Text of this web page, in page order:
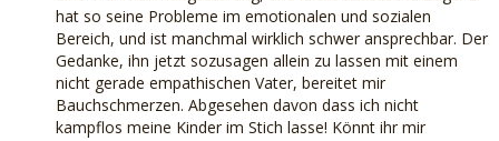
hat so seine Probleme im emotionalen und sozialen
Bereich, und ist manchmal wirklich schwer ansprechbar. Der
Gedanke, ihn jetzt sozusagen allein zu lassen mit einem
nicht gerade empathischen Vater, bereitet mir
Bauchschmerzen. Abgesehen davon dass ich nicht
kampflos meine Kinder im Stich lasse! Könnt ihr mir